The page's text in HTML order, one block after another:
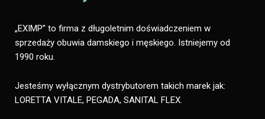
„EXIMP” to firma z długoletnim doświadczeniem w
sprzedaży obuwia damskiego i męskiego. Istniejemy od
1990 roku.
Jesteśmy wyłącznym dystrybutorem takich marek jak:
LORETTA VITALE, PEGADA, SANITAL FLEX.